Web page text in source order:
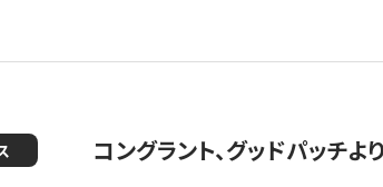
コングラント、グッドパッチ